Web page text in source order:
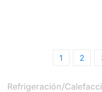
1 2
Refrigeración/